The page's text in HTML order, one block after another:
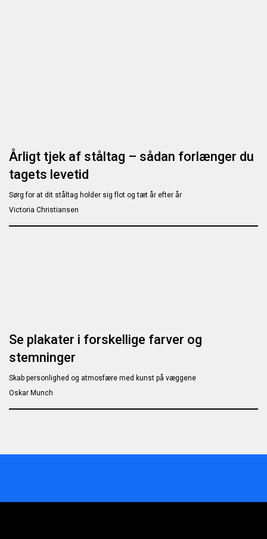
Årligt tjek af ståltag – sådan forlænger du
tagets levetid
Sørg for at dit ståltag holder sig flot og tæt år efter år
Victoria Christiansen
Se plakater i forskellige farver og
stemninger
Skab personlighed og atmosfære med kunst på væggene
Oskar Munch